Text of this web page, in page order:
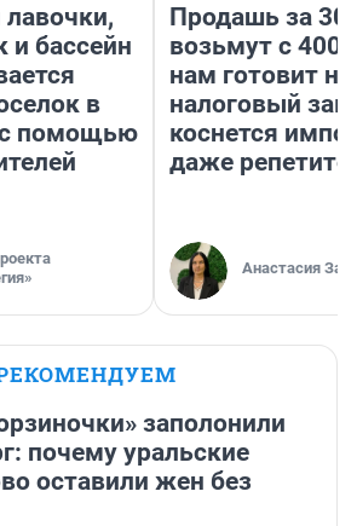
и бассейн
в
с помощью
Продашь за
возьмут с
нам готовит
налоговый
коснется
даже
Анастасия
заполонили
почему уральские
оставили жен без